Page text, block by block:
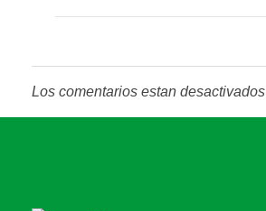
Los comentarios estan desactivados